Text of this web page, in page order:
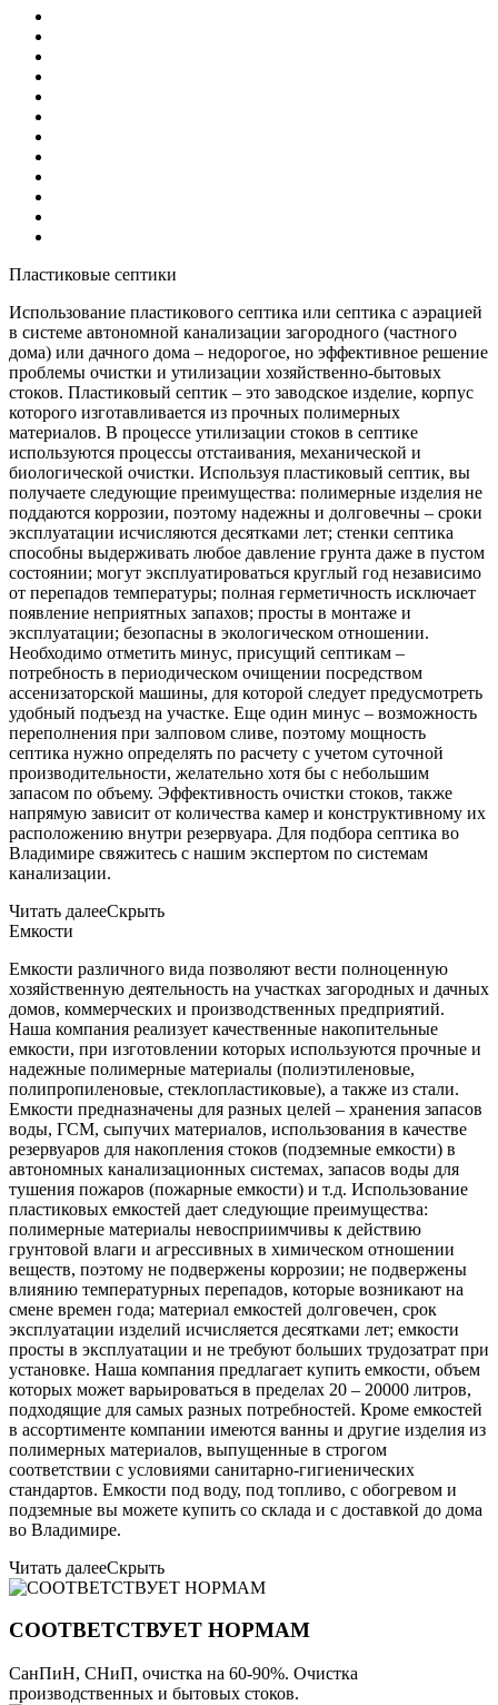
Пластиковые септики
Использование пластикового септика или септика с аэрацией
в системе автономной канализации загородного (частного
дома) или дачного дома – недорогое, но эффективное решение
проблемы очистки и утилизации хозяйственно-бытовых
стоков. Пластиковый септик – это заводское изделие, корпус
которого изготавливается из прочных полимерных
материалов. В процессе утилизации стоков в септике
используются процессы отстаивания, механической и
биологической очистки. Используя пластиковый септик, вы
получаете следующие преимущества: полимерные изделия не
поддаются коррозии, поэтому надежны и долговечны – сроки
эксплуатации исчисляются десятками лет; стенки септика
способны выдерживать любое давление грунта даже в пустом
состоянии; могут эксплуатироваться круглый год независимо
от перепадов температуры; полная герметичность исключает
появление неприятных запахов; просты в монтаже и
эксплуатации; безопасны в экологическом отношении.
Необходимо отметить минус, присущий септикам –
потребность в периодическом очищении посредством
ассенизаторской машины, для которой следует предусмотреть
удобный подъезд на участке. Еще один минус – возможность
переполнения при залповом сливе, поэтому мощность
септика нужно определять по расчету с учетом суточной
производительности, желательно хотя бы с небольшим
запасом по объему. Эффективность очистки стоков, также
напрямую зависит от количества камер и конструктивному их
расположению внутри резервуара. Для подбора септика во
Владимире свяжитесь с нашим экспертом по системам
канализации.
Читать далееСкрыть
Емкости
Емкости различного вида позволяют вести полноценную
хозяйственную деятельность на участках загородных и дачных
домов, коммерческих и производственных предприятий.
Наша компания реализует качественные накопительные
емкости, при изготовлении которых используются прочные и
надежные полимерные материалы (полиэтиленовые,
полипропиленовые, стеклопластиковые), а также из стали.
Емкости предназначены для разных целей – хранения запасов
воды, ГСМ, сыпучих материалов, использования в качестве
резервуаров для накопления стоков (подземные емкости) в
автономных канализационных системах, запасов воды для
тушения пожаров (пожарные емкости) и т.д. Использование
пластиковых емкостей дает следующие преимущества:
полимерные материалы невосприимчивы к действию
грунтовой влаги и агрессивных в химическом отношении
веществ, поэтому не подвержены коррозии; не подвержены
влиянию температурных перепадов, которые возникают на
смене времен года; материал емкостей долговечен, срок
эксплуатации изделий исчисляется десятками лет; емкости
просты в эксплуатации и не требуют больших трудозатрат при
установке. Наша компания предлагает купить емкости, объем
которых может варьироваться в пределах 20 – 20000 литров,
подходящие для самых разных потребностей. Кроме емкостей
в ассортименте компании имеются ванны и другие изделия из
полимерных материалов, выпущенные в строгом
соответствии с условиями санитарно-гигиенических
стандартов. Емкости под воду, под топливо, с обогревом и
подземные вы можете купить со склада и с доставкой до дома
во Владимире.
Читать далееСкрыть
СООТВЕТСТВУЕТ НОРМАМ
СанПиН, СНиП, очистка на 60-90%. Очистка
производственных и бытовых стоков.